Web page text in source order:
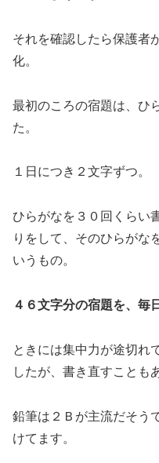
それを確認したら保護者
化。
最初のころの宿題は、ひ
た。
１日につき２文字ずつ。
ひらがなを３０回くらい
りをして、そのひらがな
いうもの。
４６文字分の宿題を、毎
ときには集中力が途切れ
したが、書き直すことも
鉛筆は２Ｂが主流だそう
けてます。